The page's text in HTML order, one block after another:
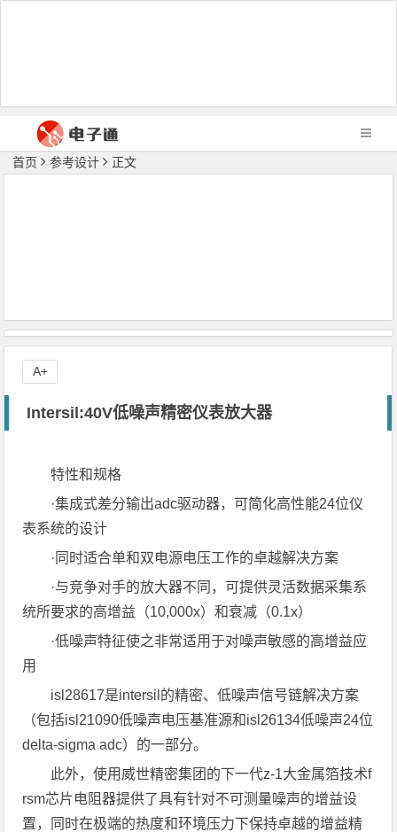
首页 参考设计 正文
Intersil:40V低噪声精密仪表放大器
特性和规格
·集成式差分输出adc驱动器，可简化高性能24位仪
表系统的设计
·同时适合单和双电源电压工作的卓越解决方案
·与竞争对手的放大器不同，可提供灵活数据采集系
统所要求的高增益（10,000x）和衰减（0.1x）
·低噪声特征使之非常适用于对噪声敏感的高增益应
用
isl28617是intersil的精密、低噪声信号链解决方案
（包括isl21090低噪声电压基准源和isl26134低噪声24位
delta-sigma adc）的一部分。
此外，使用威世精密集团的下一代z-1大金属箔技术f
rsm芯片电阻器提供了具有针对不可测量噪声的增益设
置，同时在极端的热度和环境压力下保持卓越的增益精
A+